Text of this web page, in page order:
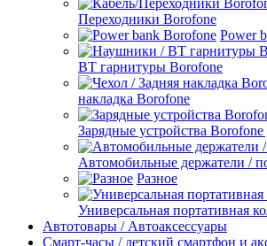
Переходники Borofone
Power
BT гарнитуры Borofone
накладка Borofone
Зарядные устройства
Автомобильные держатели /
Разное
Универсальная портативная
Автотовары / Автоаксессуары
Смарт-часы / детский смартфон и